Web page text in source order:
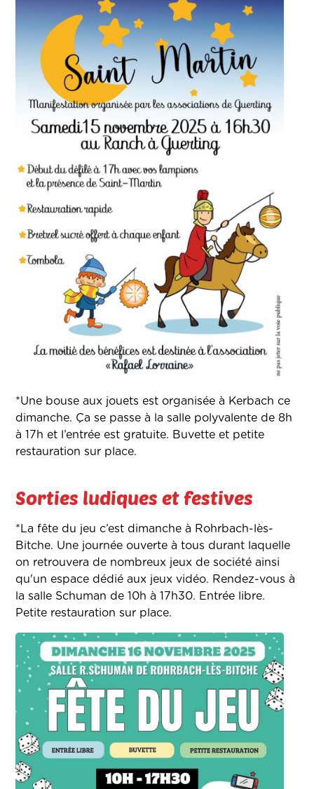
*Une bouse aux jouets est organisée à Kerbach ce
dimanche. Ça se passe à la salle polyvalente de 8h
à 17h et l’entrée est gratuite. Buvette et petite
restauration sur place.
Sorties ludiques et festives
*La fête du jeu c’est dimanche à Rohrbach-lès-
Bitche. Une journée ouverte à tous durant laquelle
on retrouvera de nombreux jeux de société ainsi
qu'un espace dédié aux jeux vidéo. Rendez-vous à
la salle Schuman de 10h à 17h30. Entrée libre.
Petite restauration sur place.